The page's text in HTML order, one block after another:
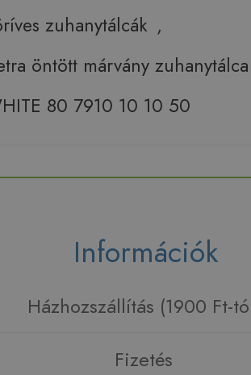
zuhanytálcák ,
öntött márvány
80 7910 10 10 50
Információk
Házhozszállítás (1900 Ft-
Fizetés